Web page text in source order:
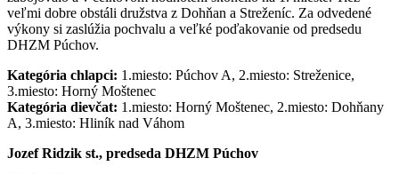
veľmi dobre obstáli družstva z Dohňan a Streženíc. Za odvedené
výkony si zaslúžia pochvalu a veľké poďakovanie od predsedu
DHZM Púchov.
Kategória chlapci: 1.miesto: Púchov A, 2.miesto: Streženice,
3.miesto: Horný Moštenec
Kategória dievčat: 1.miesto: Horný Moštenec, 2.miesto: Dohňany
A, 3.miesto: Hliník nad Váhom
Jozef Ridzik st., predseda DHZM Púchov